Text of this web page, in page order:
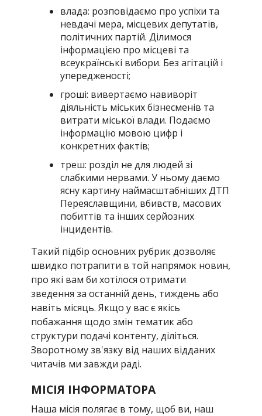
влада: розповідаємо про успіхи та
невдачі мера, місцевих депутатів,
політичних партій. Ділимося
інформацією про місцеві та
всеукраїнські вибори. Без агітацій і
упередженості;
гроші: вивертаємо навиворіт
діяльність міських бізнесменів та
витрати міської влади. Подаємо
інформацію мовою цифр і
конкретних фактів;
треш: розділ не для людей зі
слабкими нервами. У ньому даємо
ясну картину наймасштабніших ДТП
Переяславщини, вбивств, масових
побиттів та інших серйозних
інцидентів.
Такий підбір основних рубрик дозволяє
швидко потрапити в той напрямок новин,
про які вам би хотілося отримати
зведення за останній день, тиждень або
навіть місяць. Якщо у вас є якісь
побажання щодо змін тематик або
структури подачі контенту, діліться.
Зворотному зв'язку від наших відданих
читачів ми завжди раді.
МІСІЯ ІНФОРМАТОРА
Наша місія полягає в тому, щоб ви, наш